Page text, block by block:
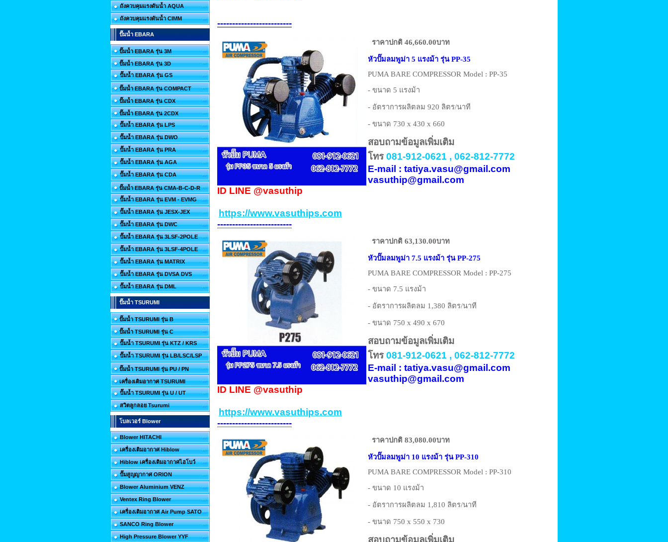
ถังควบคุมแรงดันน้ำ AQUA
ถังควบคุมแรงดันน้ำ CIMM
ปั๊มน้ำ EBARA
ปั๊มน้ำ EBARA รุ่น 3M
ปั๊มน้ำ EBARA รุ่น 3D
ปั๊มน้ำ EBARA รุ่น GS
ปั๊มน้ำ EBARA รุ่น COMPACT
ปั๊มน้ำ EBARA รุ่น CDX
ปั๊มน้ำ EBARA รุ่น 2CDX
ปั๊มน้ำ EBARA รุ่น LPS
ปั๊มน้ำ EBARA รุ่น DWO
ปั๊มน้ำ EBARA รุ่น PRA
ปั๊มน้ำ EBARA รุ่น AGA
ปั๊มน้ำ EBARA รุ่น CDA
ปั๊มน้ำ EBARA รุ่น CMA-B-C-D-R
ปั๊มน้ำ EBARA รุ่น EVM - EVMG
ปั๊มน้ำ EBARA รุ่น JESX-JEX
ปั๊มน้ำ EBARA รุ่น DWC
ปั๊มน้ำ EBARA รุ่น 3LSF-2POLE
ปั๊มน้ำ EBARA รุ่น 3LSF-4POLE
ปั๊มน้ำ EBARA รุ่น MATRIX
ปั๊มน้ำ EBARA รุ่น DVSA DVS
ปั๊มน้ำ EBARA รุ่น DML
ปั๊มน้ำ TSURUMI
ปั๊มน้ำ TSURUMI รุ่น B
ปั๊มน้ำ TSURUMI รุ่น C
ปั๊มน้ำ TSURUMI รุ่น KTZ / KRS
ปั๊มน้ำ TSURUMI รุ่น LB/LSC/LSP
ปั๊มน้ำ TSURUMI รุ่น PU / PN
เครื่องเติมอากาศ TSURUMI
ปั๊มน้ำ TSURUMI รุ่น U / UT
สวิตลูกลอย Tsurumi
โบลเวอร์ Blower
Blower HITACHI
เครื่องเติมอากาศ Hiblow
Hiblow เครื่องเติมอากาศไฮโบว์
ปั๊มสูญญากาศ ORION
Blower Aluminium VENZ
Ventex Ring Blower
เครื่องเติมอากาศ Air Pump SATO
SANCO Ring Blower
High Pressure Blower YYF
-------------------------
ราคาปกติ 46,660.00บาท
หัวปั๊มลมพูม่า 5 แรงม้า รุ่น PP-35
PUMA BARE COMPRESSOR Model : PP-35
- ขนาด 5 แรงม้า
- อัตราการผลิตลม 920 ลิตร/นาที
- ขนาด 730 x 430 x 660
สอบถามข้อมูลเพิ่มเติม
โทร081-912-0621 , 062-812-7772
E-mail : tatiya.vasu@gmail.com
vasuthip@gmail.com
ID LINE @vasuthip
https://www.vasuthips.com
-------------------------
ราคาปกติ 63,130.00บาท
หัวปั๊มลมพูม่า 7.5 แรงม้า รุ่น PP-275
PUMA BARE COMPRESSOR Model : PP-275
- ขนาด 7.5 แรงม้า
- อัตราการผลิตลม 1,380 ลิตร/นาที
- ขนาด 750 x 490 x 670
สอบถามข้อมูลเพิ่มเติม
โทร081-912-0621 , 062-812-7772
E-mail : tatiya.vasu@gmail.com
vasuthip@gmail.com
ID LINE @vasuthip
https://www.vasuthips.com
-------------------------
ราคาปกติ 83,080.00บาท
หัวปั๊มลมพูม่า 10 แรงม้า รุ่น PP-310
PUMA BARE COMPRESSOR Model : PP-310
- ขนาด 10 แรงม้า
- อัตราการผลิตลม 1,810 ลิตร/นาที
- ขนาด 750 x 550 x 730
สอบถามข้อมูลเพิ่มเติม